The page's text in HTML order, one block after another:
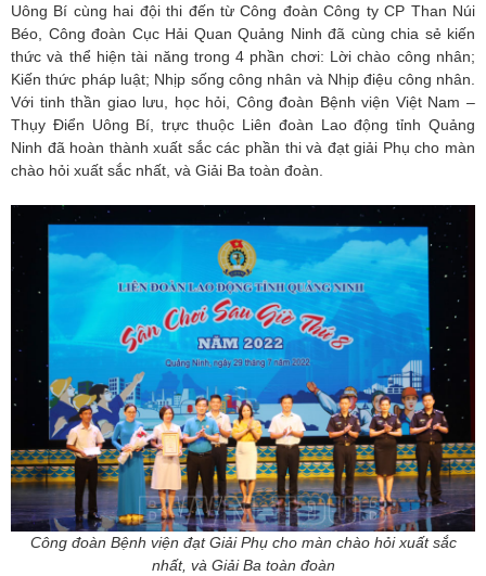
Uông Bí cùng hai đội thi đến từ Công đoàn Công ty CP Than Núi
Béo, Công đoàn Cục Hải Quan Quảng Ninh đã cùng chia sẻ kiến
thức và thể hiện tài năng trong 4 phần chơi: Lời chào công nhân;
Kiến thức pháp luật; Nhịp sống công nhân và Nhịp điệu công nhân.
Với tinh thần giao lưu, học hỏi, Công đoàn Bệnh viện Việt Nam –
Thụy Điển Uông Bí, trực thuộc Liên đoàn Lao động tỉnh Quảng
Ninh đã hoàn thành xuất sắc các phần thi và đạt giải Phụ cho màn
chào hỏi xuất sắc nhất, và Giải Ba toàn đoàn.
Công đoàn Bệnh viện đạt Giải Phụ cho màn chào hỏi xuất sắc
nhất, và Giải Ba toàn đoàn